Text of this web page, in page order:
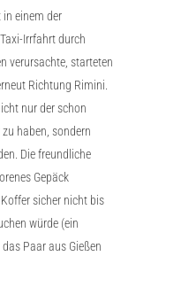
in einem der
Irrfahrt durch
verursachte, starteten
Richtung Rimini.
nur der schon
haben, sondern
Die freundliche
Gepäck
sicher nicht bis
würde (ein
Paar aus Gießen